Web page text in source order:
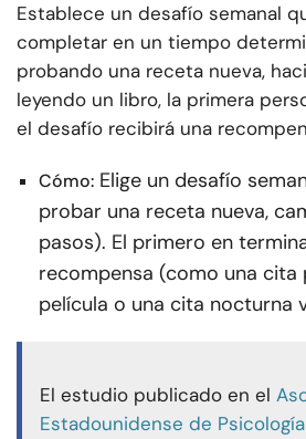
Establece un desafío semanal
completar en un tiempo
probando una receta nueva,
leyendo un libro, la primera
el desafío recibirá una
Cómo: Elige un desafío
probar una receta nueva,
pasos). El primero en
recompensa (como una cita
película o una cita nocturna
El estudio publicado en el
Estadounidense de Psicología